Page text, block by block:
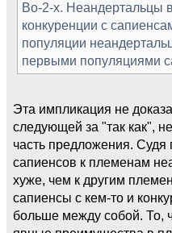
Во-2-х. Неандертальцы
конкуренции с
популяции
первыми популяциями
Эта импликация не
следующей за "так как",
часть предложения.
сапиенсов к племенам
хуже, чем к другим
сапиенсы с кем-то и
больше между собой. То,